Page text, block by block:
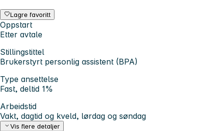
Lagre favoritt
Oppstart
Etter avtale
Stillingstittel
Brukerstyrt personlig assistent (BPA)
Type ansettelse
Fast, deltid 1%
Arbeidstid
Vakt, dagtid og kveld, lørdag og søndag
Vis flere detaljer